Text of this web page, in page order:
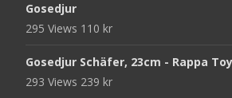
Gosedjur
295 Views 110 kr
Gosedjur Schäfer, 23cm - Rappa
293 Views 239 kr